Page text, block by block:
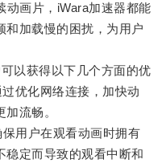
画片，iWara加速器都能
和加载慢的困扰，为用户
以获得以下几个方面的优
优化网络连接，加快动
流畅。
用户在观看动画时拥有
稳定而导致的观看中断和